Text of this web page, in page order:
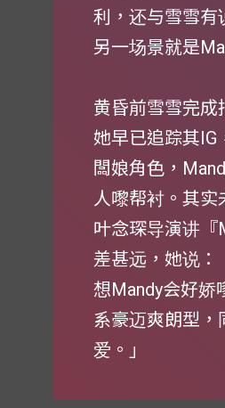
利，还与雪雪有
另一场景就是
黄昏前雪雪完成
她早已追踪其IG
闆娘角色，
人嚟帮衬。其
叶念琛导演讲『
差甚远，她说：
想Mandy会好娇
系豪迈爽朗型
爱。」